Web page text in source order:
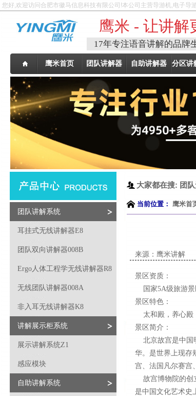
您好,欢迎访问合肥市徽马信息科技有限公司!本公司主营导游机,电子导
鹰米 - 让讲解
17年专注语音讲解的品牌
鹰米首页 团队讲解器 自助讲解器 分区讲
团队讲解系统
耳挂式无线讲解器E8
团队双向讲解器008B
Ergo人体工程学无线讲解器R8
无线团队讲解器008A
非入耳无线讲解器K8
讲解展示柜系统
展示讲解系统Z1
感应模块
自助讲解系统
大家都在搜: 团
当前位置： 鹰米首
来源：鹰米讲解
景区资质：
国家5A级旅游景
景区特色：
太和殿，养心殿
景区简介：
北京故宫是中国
华。是世界上现存
宫、法国凡尔赛宫
故宫博物院的创
是中国文化艺术史